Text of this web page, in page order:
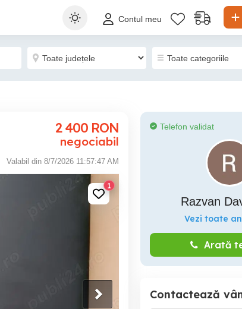
Contul meu
2 400 RON
negociabil
Valabil din 8/7/2026 11:57:47 AM
1
Telefon validat
Razvan
Vezi toate
Arată
Contactează